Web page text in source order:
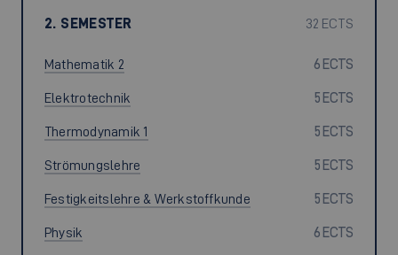
2. SEMESTER 32 ECTS
Mathematik 2 6 ECTS
Elektrotechnik 5 ECTS
Thermodynamik 1 5 ECTS
Strömungslehre 5 ECTS
Festigkeitslehre & Werkstoffkunde 5 ECTS
Physik 6 ECTS